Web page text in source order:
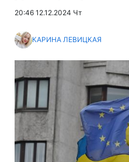
20:46 12.12.2024 Чт
КАРИНА ЛЕВИЦКАЯ